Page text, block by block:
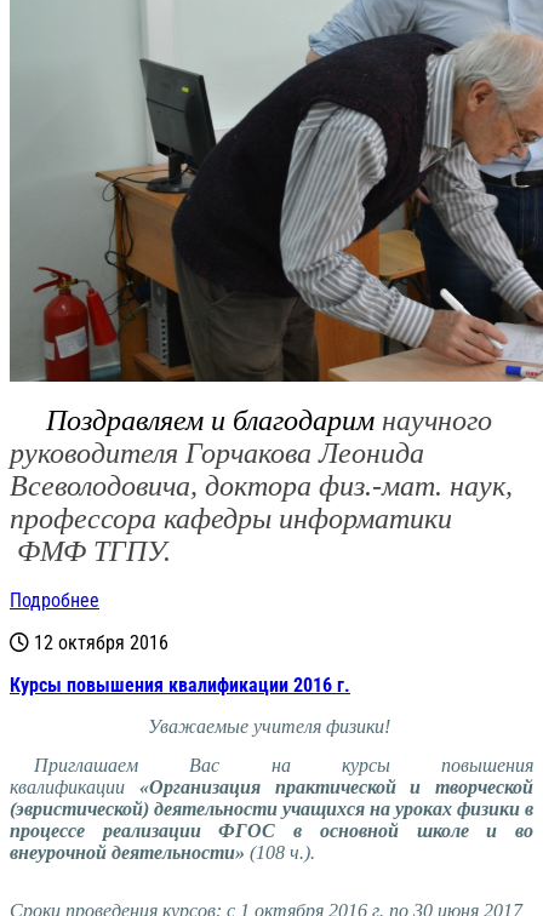
Поздравляем и благодарим научного
руководителя Горчакова Леонида
Всеволодовича, доктора физ.-мат. наук,
профессора кафедры информатики
ФМФ ТГПУ.
Подробнее
12 октября 2016
Курсы повышения квалификации 2016 г.
Уважаемые учителя физики!
Приглашаем Вас на курсы повышения
квалификации «Организация практической и творческой
(эвристической) деятельности учащихся на уроках физики в
процессе реализации ФГОС в основной школе и во
внеурочной деятельности» (108 ч.).
Сроки проведения курсов: с 1 октября 2016 г. по 30 июня 2017